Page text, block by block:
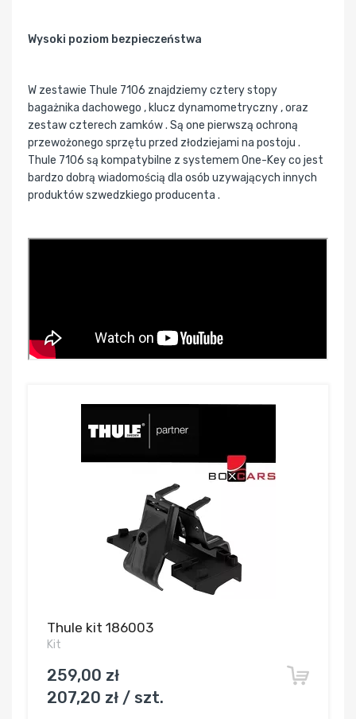
Wysoki poziom bezpieczeństwa
W zestawie Thule 7106 znajdziemy cztery stopy
bagażnika dachowego , klucz dynamometryczny , oraz
zestaw czterech zamków . Są one pierwszą ochroną
przewożonego sprzętu przed złodziejami na postoju .
Thule 7106 są kompatybilne z systemem One-Key co jest
bardzo dobrą wiadomością dla osób uzywających innych
produktów szwedzkiego producenta .
Thule kit 186003
Kit
259,00 zł
207,20 zł / szt.